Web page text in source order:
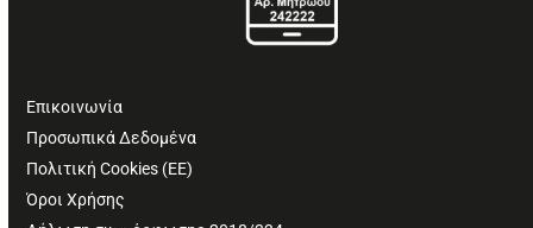
Επικοινωνία
Προσωπικά Δεδομένα
Πολιτική Cookies (ΕΕ)
Όροι Χρήσης